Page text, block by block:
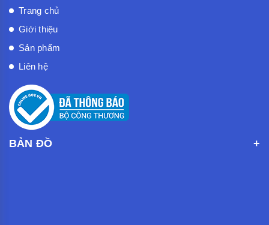
Trang chủ
Giới thiệu
Sản phẩm
Liên hệ
BẢN ĐỒ